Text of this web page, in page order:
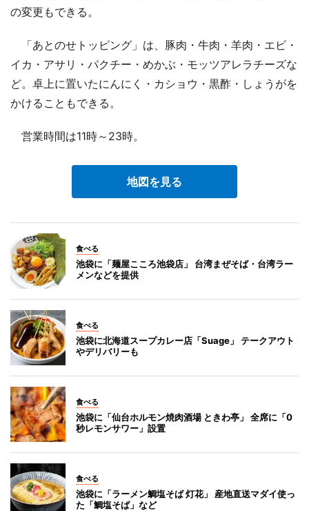
の変更もできる。
「あとのせトッピング」は、豚肉・牛肉・羊肉・エビ・
イカ・アサリ・パクチー・めかぶ・モッツアレラチーズな
ど。卓上に置いたにんにく・カショウ・黒酢・しょうがを
かけることもできる。
営業時間は11時～23時。
地図を見る
食べる
池袋に「麺屋こころ池袋店」 台湾まぜそば・台湾ラー
メンなどを提供
食べる
池袋に北海道スープカレー店「Suage」 テークアウト
やデリバリーも
食べる
池袋に「仙台ホルモン焼肉酒場 ときわ亭」 全席に「0
秒レモンサワー」設置
食べる
池袋に「ラーメン鯛塩そば 灯花」 産地直送マダイ使っ
た「鯛塩そば」など